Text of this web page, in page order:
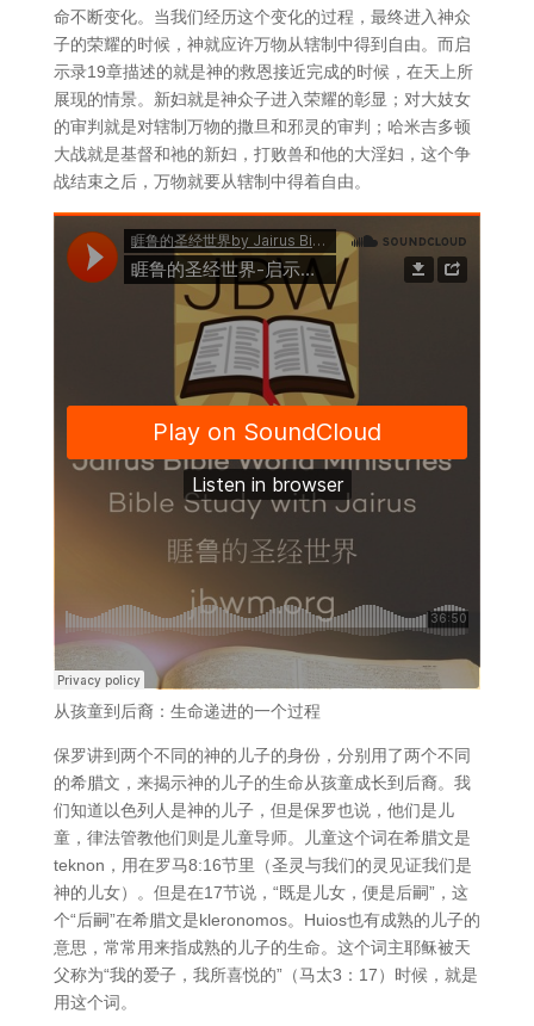
命不断变化。当我们经历这个变化的过程，最终进入神众
子的荣耀的时候，神就应许万物从辖制中得到自由。而启
示录19章描述的就是神的救恩接近完成的时候，在天上所
展现的情景。新妇就是神众子进入荣耀的彰显；对大妓女
的审判就是对辖制万物的撒旦和邪灵的审判；哈米吉多顿
大战就是基督和祂的新妇，打败兽和他的大淫妇，这个争
战结束之后，万物就要从辖制中得着自由。
从孩童到后裔：生命递进的一个过程
保罗讲到两个不同的神的儿子的身份，分别用了两个不同
的希腊文，来揭示神的儿子的生命从孩童成长到后裔。我
们知道以色列人是神的儿子，但是保罗也说，他们是儿
童，律法管教他们则是儿童导师。儿童这个词在希腊文是
teknon，用在罗马8:16节里（圣灵与我们的灵见证我们是
神的儿女）。但是在17节说，“既是儿女，便是后嗣”，这
个“后嗣”在希腊文是kleronomos。Huios也有成熟的儿子的
意思，常常用来指成熟的儿子的生命。这个词主耶稣被天
父称为“我的爱子，我所喜悦的”（马太3：17）时候，就是
用这个词。